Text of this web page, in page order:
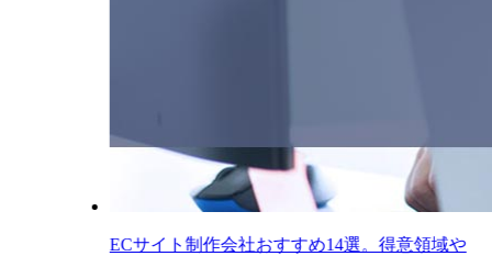
ECサイト制作会社おすすめ14選。得意領域や